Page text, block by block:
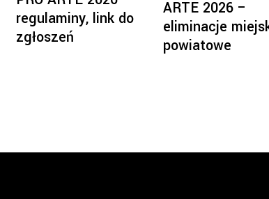
regulaminy, link do
zgłoszeń
ARTE 2026 –
eliminacje
powiatowe